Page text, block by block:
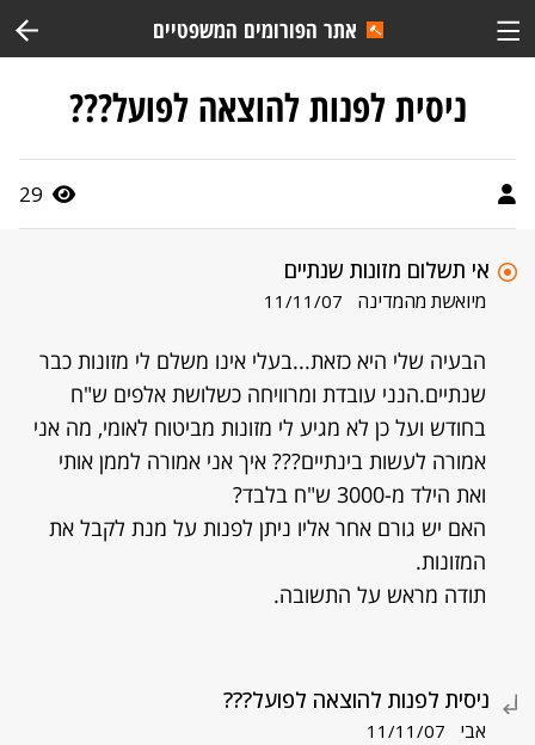
אתר הפורומים המשפטיים
ניסית לפנות להוצאה לפועל???
29
אי תשלום מזונות שנתיים
מיואשת מהמדינה 11/11/07
הבעיה שלי היא כזאת...בעלי אינו משלם לי מזונות כבר
שנתיים.הנני עובדת ומרוויחה כשלושת אלפים ש"ח
בחודש ועל כן לא מגיע לי מזונות מביטוח לאומי, מה אני
אמורה לעשות בינתיים??? איך אני אמורה לממן אותי
ואת הילד מ-3000 ש"ח בלבד?
האם יש גורם אחר אליו ניתן לפנות על מנת לקבל את
המזונות.
תודה מראש על התשובה.
ניסית לפנות להוצאה לפועל???
אבי 11/11/07